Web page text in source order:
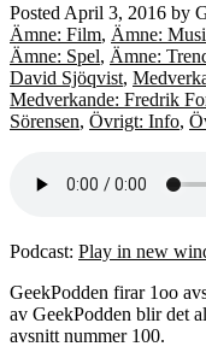
Posted April 3, 2016 by
Ämne: Film, Ämne:
Ämne: Spel, Ämne:
David Sjöqvist,
Medverkande: Fredrik
Sörensen, Övrigt: Info,
Podcast: Play in new
GeekPodden firar 1oo
av GeekPodden blir det
avsnitt nummer 100.